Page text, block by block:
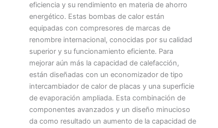
eficiencia y su rendimiento en materia de ahorro
energético. Estas bombas de calor están
equipadas con compresores de marcas de
renombre internacional, conocidas por su calidad
superior y su funcionamiento eficiente. Para
mejorar aún más la capacidad de calefacción,
están diseñadas con un economizador de tipo
intercambiador de calor de placas y una superficie
de evaporación ampliada. Esta combinación de
componentes avanzados y un diseño minucioso
da como resultado un aumento de la capacidad de